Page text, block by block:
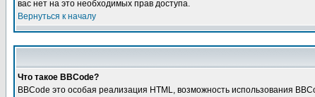
вас нет на это необходимых прав доступа.
Вернуться к началу
Что такое BBCode?
BBCode это особая реализация HTML, возможность использования